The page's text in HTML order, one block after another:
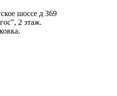
шоссе д 369
2 этаж.